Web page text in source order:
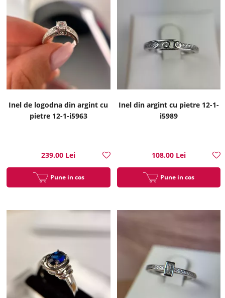
Inel de logodna din argint cu
pietre 12-1-i5963
239.00 Lei
Pune in cos
Inel din argint cu pietre 12-1-
i5989
108.00 Lei
Pune in cos